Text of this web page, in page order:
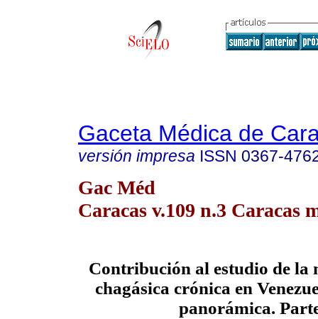
Gaceta Médica de
versión impresa ISSN 0367-
Gac Méd
Caracas v.109 n.3 Caracas
Contribución al estudio de la
chagásica crónica en
panorámica.